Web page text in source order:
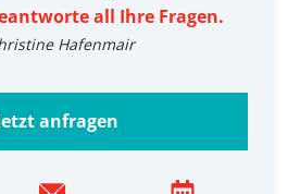
all Ihre Fragen.
Hafenmair
anfragen